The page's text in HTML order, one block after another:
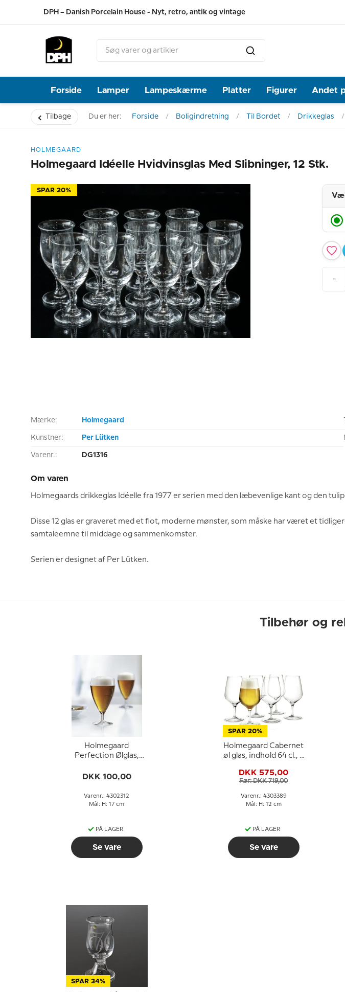
DPH – Danish Porcelain House - Nyt, retro, antik og vintage
Forside Lamper Lampeskærme Platter Figurer Andet
Tilbage Du er her: Forside Boligindretning Til Bordet Drikkeglas
HOLMEGAARD
Holmegaard Idéelle Hvidvinsglas Med Slibninger, 12 Stk.
SPAR 20%
-
Mærke: Holmegaard
Kunstner: Per Lütken
Varenr.: DG1316
Om varen
Holmegaards drikkeglas Idéelle fra 1977 er serien med den læbevenlige kant og den
Disse 12 glas er graveret med et flot, moderne mønster, som måske har været et
samtaleemne til middage og sammenkomster.
Serien er designet af Per Lütken.
Tilbehør og
Holmegaard
Perfection Ølglas,
DKK 100,00
Varenr.: 4302312
Mål: H: 17 cm
PÅ LAGER
Se vare
SPAR 20%
Holmegaard Cabernet
øl glas, indhold 64 cl., 6
DKK 575,00
Før: DKK 719,00
Varenr.: 4303389
Mål: H: 12 cm
PÅ LAGER
Se vare
SPAR 34%